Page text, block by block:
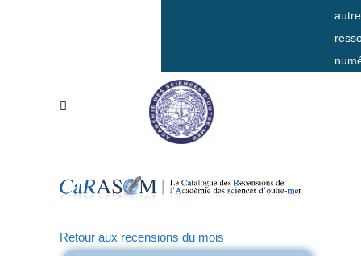
Retour aux recensions du mois